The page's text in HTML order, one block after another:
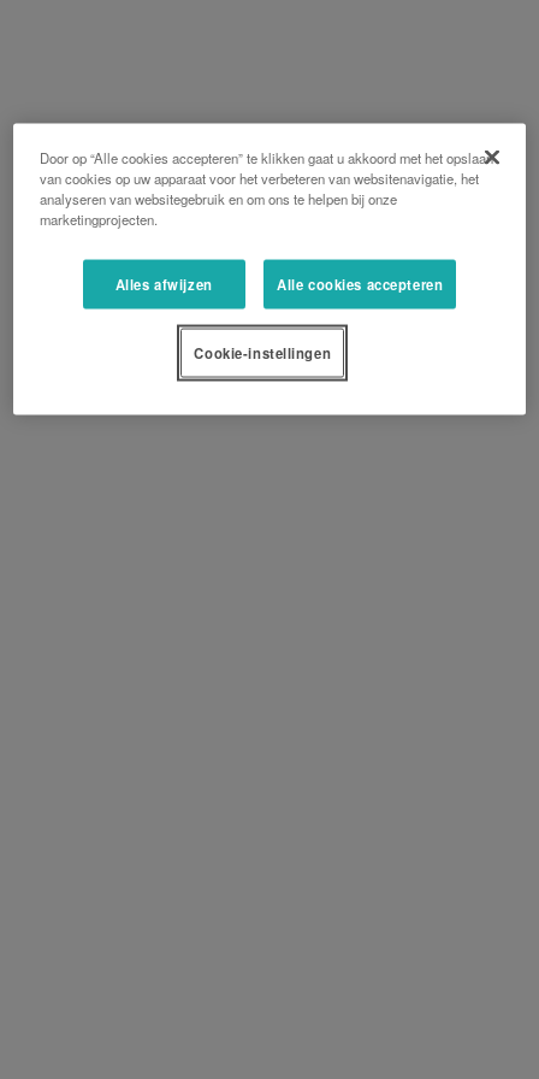
Door op “Alle cookies accepteren” te klikken gaat u akkoord met het opslaan
van cookies op uw apparaat voor het verbeteren van websitenavigatie, het
analyseren van websitegebruik en om ons te helpen bij onze
marketingprojecten.
Alles afwijzen Alle cookies accepteren
Cookie-instellingen